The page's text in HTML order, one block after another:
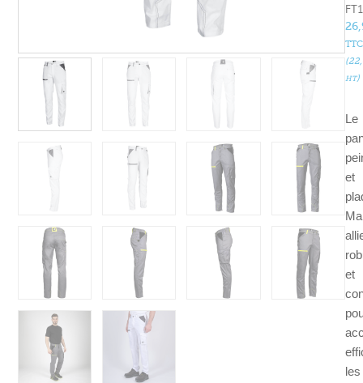
TTC
(
HT)
Le
et
et
les